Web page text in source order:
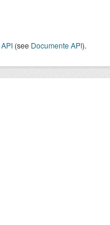
API (see Documente API).